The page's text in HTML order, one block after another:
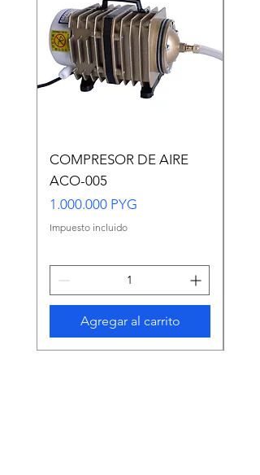
COMPRESOR DE AIRE
ACO-005
Precio
1.000.000 PYG
Impuesto incluido
Agregar al carrito